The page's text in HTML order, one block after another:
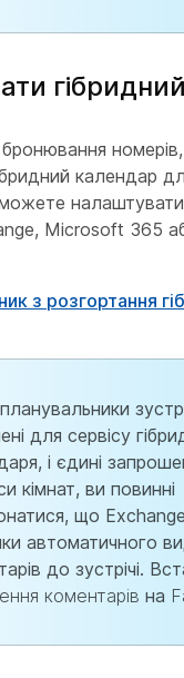
номерів,
календар
можете
Microsoft 365
з розгортання
для сервісу
і єдині
кімнат, ви повинні
що
автоматичного
до зустрічі.
коментарів на